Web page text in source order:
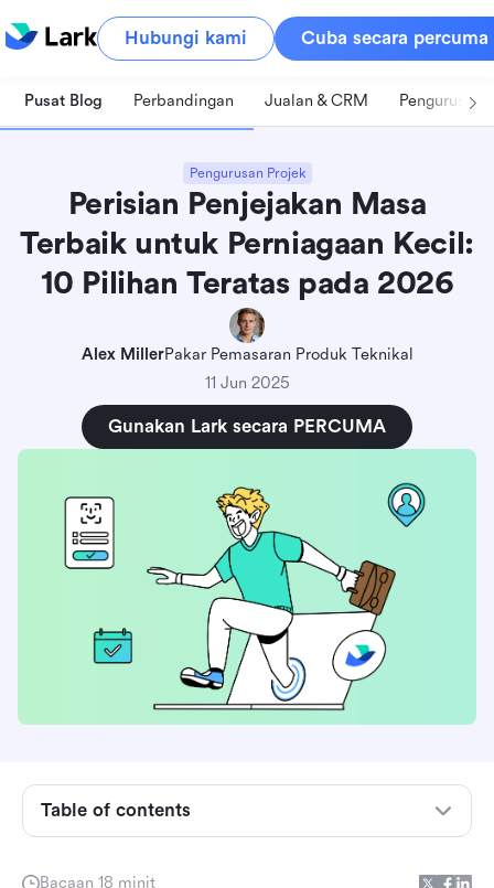
Hubungi kami Cuba secara percuma
Pusat Blog Perbandingan Jualan & CRM Pengurusan
Pengurusan Projek
Perisian Penjejakan Masa
Terbaik untuk Perniagaan Kecil:
10 Pilihan Teratas pada 2026
Alex MillerPakar Pemasaran Produk Teknikal
11 Jun 2025
Gunakan Lark secara PERCUMA
Bacaan 18 minit
Table of contents
untuk perniagaan kecil?
untuk perniagaan kecil anda